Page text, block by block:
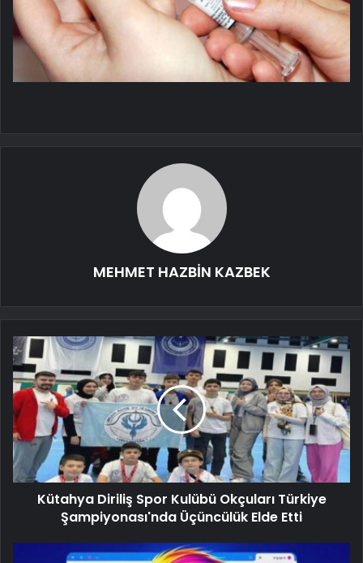
MEHMET HAZBİN KAZBEK
Kütahya Diriliş Spor Kulübü Okçuları Türkiye
Şampiyonası'nda Üçüncülük Elde Etti